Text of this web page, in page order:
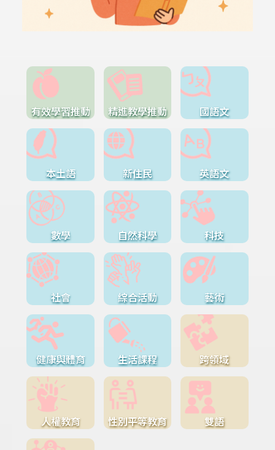
有效學習推動 精進教學推動 國語文
本土語 新住民 英語文
數學 自然科學 科技
社會 綜合活動 藝術
健康與體育 生活課程 跨領域
人權教育 性別平等教育 雙語